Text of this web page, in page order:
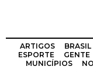
ARTIGOS BRASIL
ESPORTE
GENTE
MUNICÍPIOS